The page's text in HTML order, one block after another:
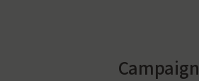
Campaign